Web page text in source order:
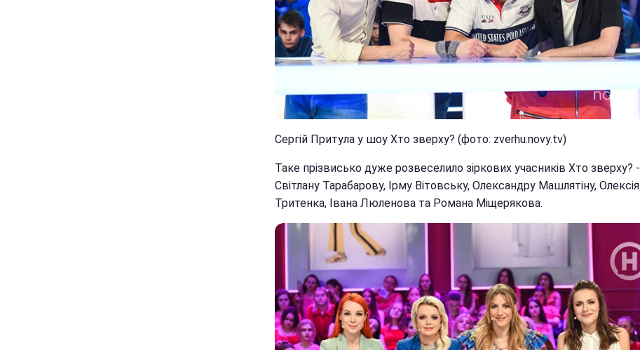
Сергій Притула у шоу Хто зверху? (фото: zverhu.novy.tv)
Таке прізвисько дуже розвеселило зіркових учасників Хто зверху? -
Світлану Тарабарову, Ірму Вітовську, Олександру Машлятіну, Олексія
Тритенка, Івана Люленова та Романа Міщерякова.